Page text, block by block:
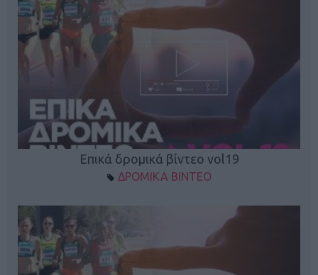
Επικά δρομικά βίντεο vol19
ΔΡΟΜΙΚΑ ΒΙΝΤΕΟ